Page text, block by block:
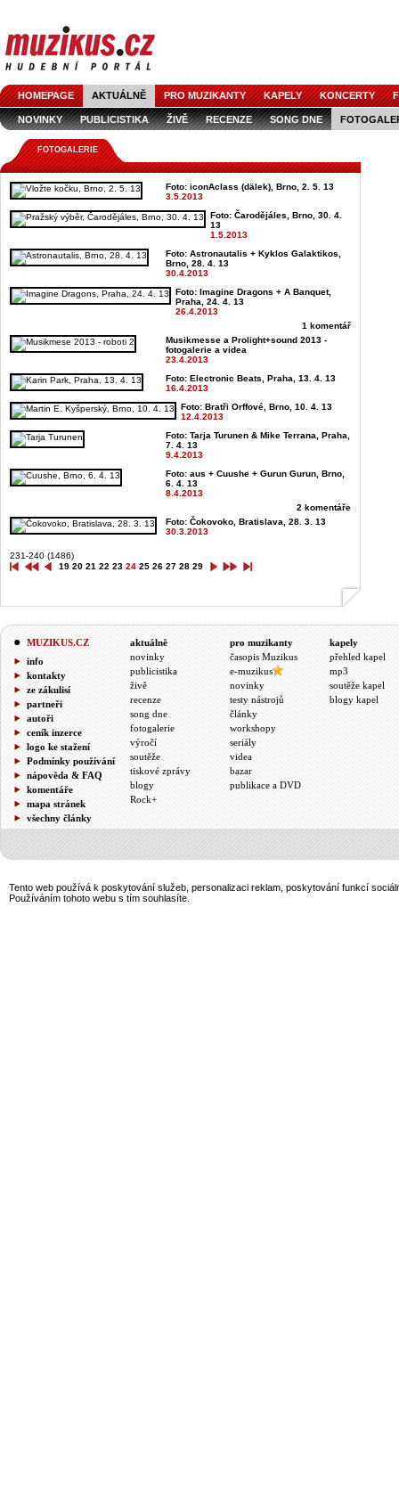
HOMEPAGE AKTUÁLNĚ PRO MUZIKANTY KAPELY KONCERTY
NOVINKY PUBLICISTIKA ŽIVĚ RECENZE SONG DNE
FOTOGALERIE
Foto: iconAclass (dälek), Brno, 2. 5. 13
3.5.2013
Foto: Čarodějáles, Brno, 30. 4.
13
1.5.2013
Foto: Astronautalis + Kyklos Galaktikos,
Brno, 28. 4. 13
30.4.2013
Foto: Imagine Dragons + A Banquet,
Praha, 24. 4. 13
26.4.2013
1 komentář
Musikmesse a Prolight+sound 2013 -
fotogalerie a videa
23.4.2013
Foto: Electronic Beats, Praha, 13. 4. 13
16.4.2013
Foto: Bratři Orffové, Brno, 10. 4. 13
12.4.2013
Foto: Tarja Turunen & Mike Terrana, Praha,
7. 4. 13
9.4.2013
Foto: aus + Cuushe + Gurun Gurun, Brno,
6. 4. 13
8.4.2013
2 komentáře
Foto: Čokovoko, Bratislava, 28. 3. 13
30.3.2013
231-240 (1486)
19 20 21 22 23 24 25 26 27 28 29
MUZIKUS.CZ
info
kontakty
ze zákulisí
partneři
autoři
ceník inzerce
logo ke stažení
Podmínky používání
nápověda & FAQ
komentáře
mapa stránek
všechny články
aktuálně
novinky
publicistika
živě
recenze
song dne
fotogalerie
výročí
soutěže
tiskové zprávy
blogy
Rock+
pro muzikanty
časopis Muzikus
e-muzikus
novinky
testy nástrojů
články
workshopy
seriály
videa
bazar
publikace a DVD
kapely
přehled kapel
mp3
soutěže kapel
blogy kapel
Tento web používá k poskytování služeb, personalizaci reklam, poskytování funkcí
Používáním tohoto webu s tím souhlasíte.